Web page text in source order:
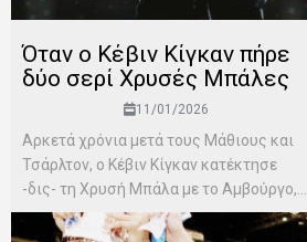
Όταν ο Κέβιν Κίγκαν πήρε
δύο σερί Χρυσές Μπάλες
11/01/2026
Αρκετά χρόνια μετά τους Μάθιους και
Τσάρλτον, ο Κέβιν Κίγκαν κατέκτησε
-δις- τη Χρυσή Μπάλα με το Αμβούργο,...